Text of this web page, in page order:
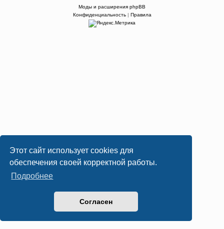
Этот сайт использует cookies для
обеспечения своей корректной работы.
Подробнее
Согласен
Моды и расширения phpBB
Конфиденциальность| Правила